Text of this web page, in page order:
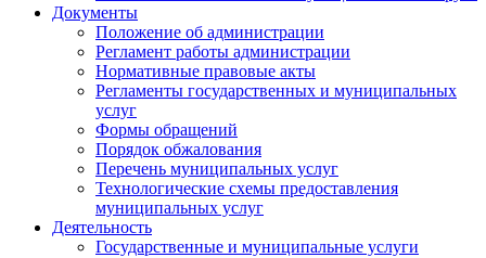
Документы
Положение об администрации
Регламент работы администрации
Нормативные правовые акты
Регламенты государственных и муниципальных
услуг
Формы обращений
Порядок обжалования
Перечень муниципальных услуг
Технологические схемы предоставления
муниципальных услуг
Деятельность
Государственные и муниципальные услуги